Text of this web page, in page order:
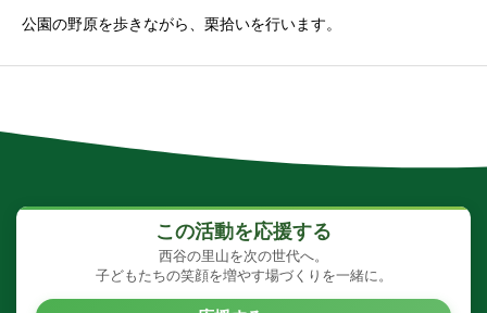
公園の野原を歩きながら、栗拾いを行います。
この活動を応援する
西谷の里山を次の世代へ。
子どもたちの笑顔を増やす場づくりを一緒に。